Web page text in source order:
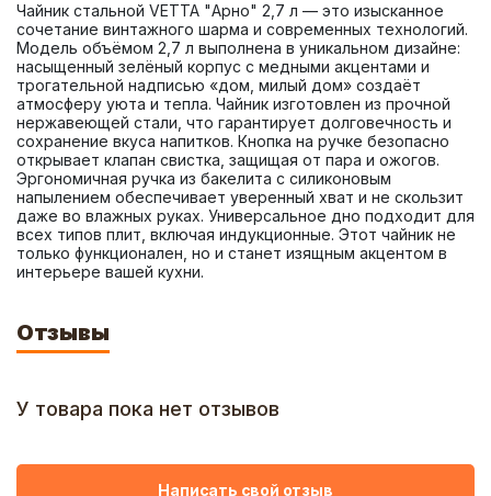
Чайник стальной VETTA "Арно" 2,7 л — это изысканное
сочетание винтажного шарма и современных технологий.
Модель объёмом 2,7 л выполнена в уникальном дизайне:
насыщенный зелёный корпус с медными акцентами и
трогательной надписью «дом, милый дом» создаёт
атмосферу уюта и тепла. Чайник изготовлен из прочной
нержавеющей стали, что гарантирует долговечность и
сохранение вкуса напитков. Кнопка на ручке безопасно
открывает клапан свистка, защищая от пара и ожогов.
Эргономичная ручка из бакелита с силиконовым
напылением обеспечивает уверенный хват и не скользит
даже во влажных руках. Универсальное дно подходит для
всех типов плит, включая индукционные. Этот чайник не
только функционален, но и станет изящным акцентом в
интерьере вашей кухни.
Отзывы
У товара пока нет отзывов
Написать свой отзыв